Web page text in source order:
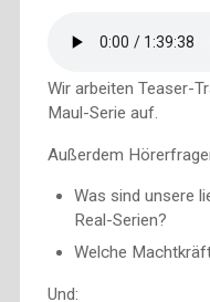
Wir arbeiten Teaser-
Maul-Serie auf.
Außerdem
Was sind unsere
Real-Serien?
Welche
Und: